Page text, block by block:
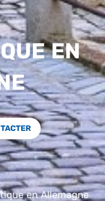
EN
en Allemagne